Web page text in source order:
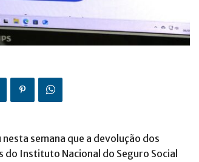
semana que a devolução dos
Instituto Nacional do Seguro Social